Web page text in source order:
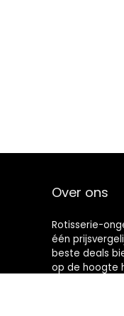
Over ons
Rotisserie-
één
beste deals
op de hoogte